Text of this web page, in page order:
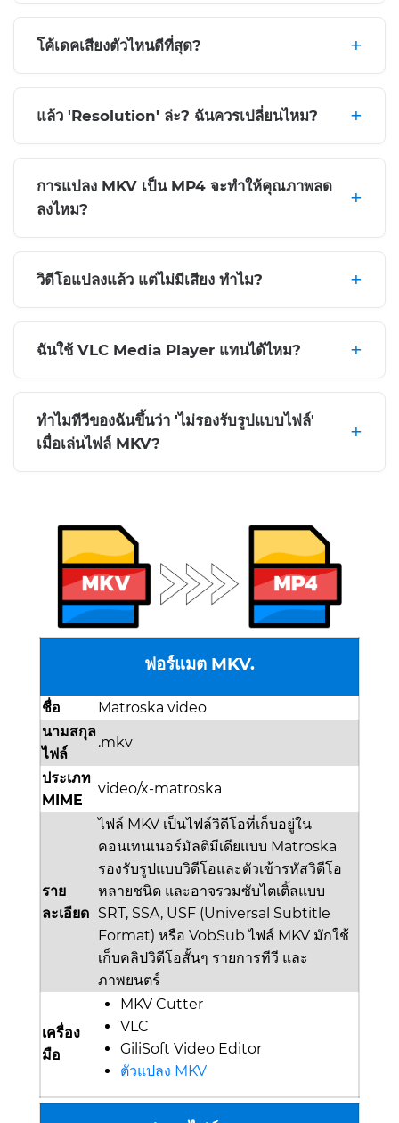
โค้เดคเสียงตัวไหนดีที่สุด?
แล้ว 'Resolution' ล่ะ? ฉันควรเปลี่ยนไหม?
การแปลง MKV เป็น MP4 จะทำให้คุณภาพลด
ลงไหม?
วิดีโอแปลงแล้ว แต่ไม่มีเสียง ทำไม?
ฉันใช้ VLC Media Player แทนได้ไหม?
ทำไมทีวีของฉันขึ้นว่า 'ไม่รองรับรูปแบบไฟล์'
เมื่อเล่นไฟล์ MKV?
ฟอร์แมต MKV.
ชื่อ
Matroska video
นามสกุล
ไฟล์
.mkv
ประเภท
MIME
video/x-matroska
ราย
ละเอียด
ไฟล์ MKV เป็นไฟล์วิดีโอที่เก็บอยู่ใน
คอนเทนเนอร์มัลติมีเดียแบบ Matroska
รองรับรูปแบบวิดีโอและตัวเข้ารหัสวิดีโอ
หลายชนิด และอาจรวมซับไตเติ้ลแบบ
SRT, SSA, USF (Universal Subtitle
Format) หรือ VobSub ไฟล์ MKV มักใช้
เก็บคลิปวิดีโอสั้นๆ รายการทีวี และ
ภาพยนตร์
เครื่อง
มือ
MKV Cutter
VLC
GiliSoft Video Editor
ตัวแปลง MKV